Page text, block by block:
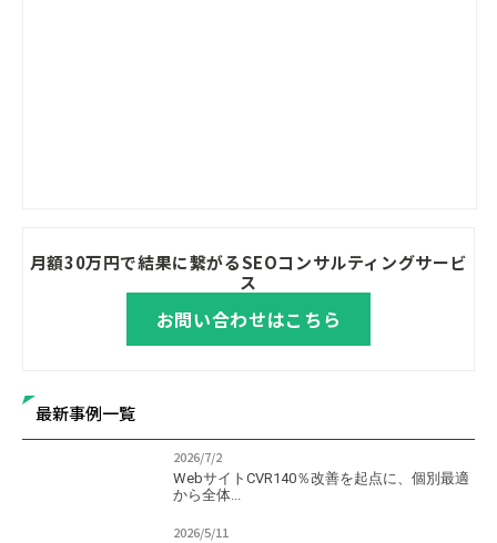
月額30万円で結果に繋がるSEOコンサルティングサービ
ス
お問い合わせはこちら
最新事例一覧
2026/7/2
WebサイトCVR140％改善を起点に、個別最適
から全体...
2026/5/11